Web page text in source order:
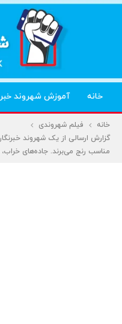
خانه آموزش شهروند
خانه
فیلم شهروندی
گزارش ارسالی از یک شهروند
مناسب رنج می‌برند. جاده‌های